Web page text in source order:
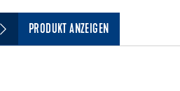
PRODUKT ANZEIGEN